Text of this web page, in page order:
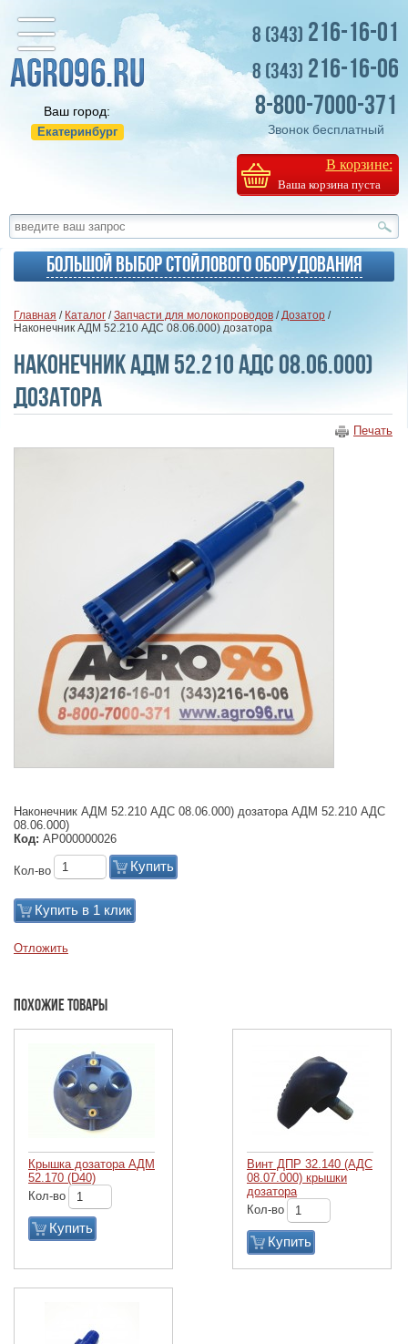
Ваш город:
Екатеринбург
8 (343) 216-16-01
8 (343) 216-16-06
8-800-7000-371
Звонок бесплатный
В корзине:
Ваша корзина пуста
Большой выбор стойлового оборудования
Главная / Каталог /Запчасти для молокопроводов /Дозатор /
Наконечник АДМ 52.210 АДС 08.06.000) дозатора
Наконечник АДМ 52.210 АДС 08.06.000)
дозатора
Печать
Наконечник АДМ 52.210 АДС 08.06.000) дозатора АДМ 52.210 АДС
08.06.000)
Код: АР000000026
Кол-во Купить
Купить в 1 клик
Отложить
Похожие товары
Крышка дозатора АДМ
52.170 (D40)
Кол-во
Купить
Винт ДПР 32.140 (АДС
08.07.000) крышки
дозатора
Кол-во
Купить